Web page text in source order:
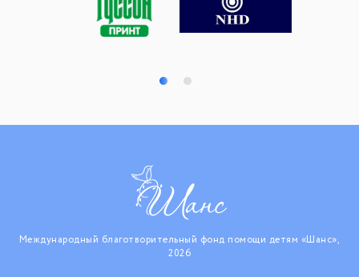
Международный благотворительный фонд помощи детям «Шанс»,
2026